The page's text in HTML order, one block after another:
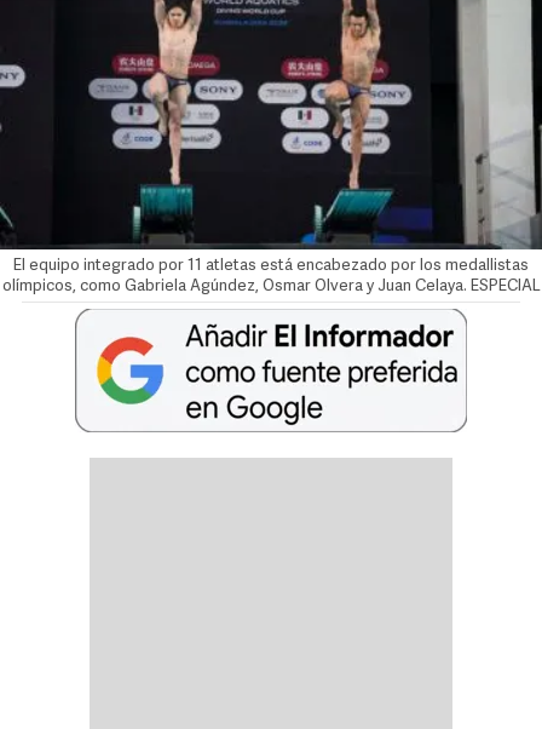
El equipo integrado por 11 atletas está encabezado por los medallistas
olímpicos, como Gabriela Agúndez, Osmar Olvera y Juan Celaya. ESPECIAL